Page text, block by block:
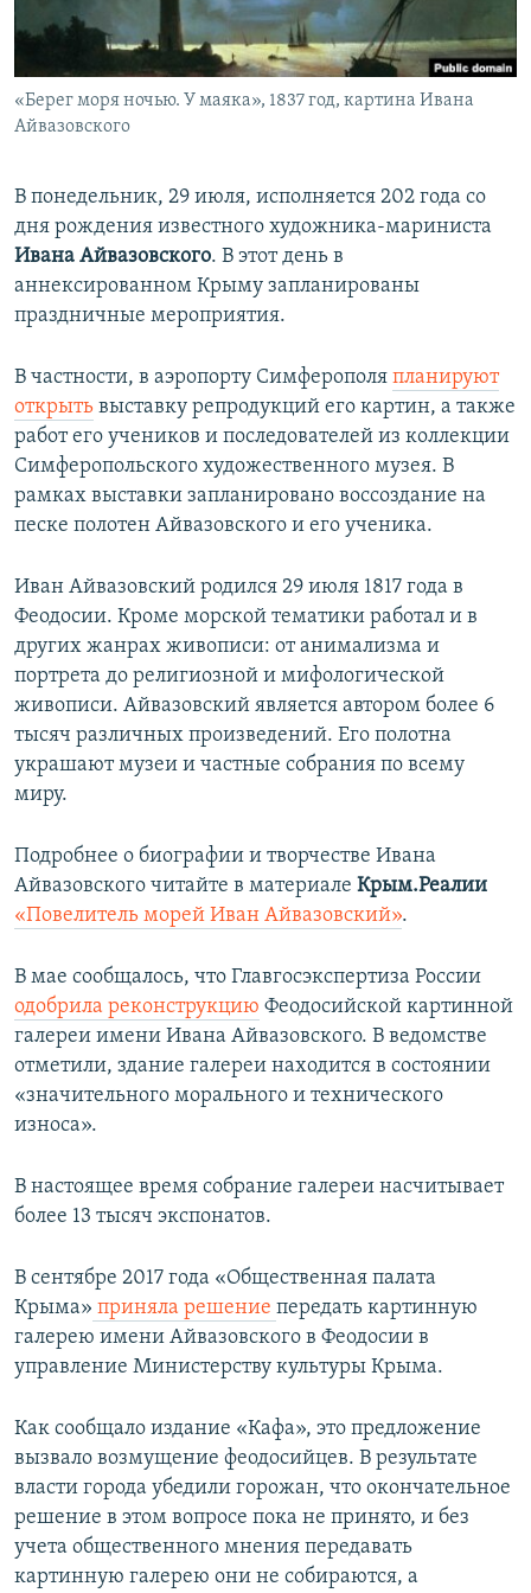
ПОБЕДИТЕЛЕЙ НЕ СУДЯТ?
КРЫМ.НЕПОКОРЕННЫЙ
ELIFBE
ПРИСОЕДИНЯЙТЕСЬ!
«Берег моря ночью. У маяка», 1837 год, картина Ивана
Айвазовского
В понедельник, 29 июля, исполняется 202 года со
дня рождения известного художника-мариниста
Ивана Айвазовского. В этот день в
аннексированном Крыму запланированы
праздничные мероприятия.
В частности, в аэропорту Симферополя планируют
открыть выставку репродукций его картин, а также
работ его учеников и последователей из коллекции
Симферопольского художественного музея. В
рамках выставки запланировано воссоздание на
песке полотен Айвазовского и его ученика.
Иван Айвазовский родился 29 июля 1817 года в
Феодосии. Кроме морской тематики работал и в
других жанрах живописи: от анимализма и
портрета до религиозной и мифологической
живописи. Айвазовский является автором более 6
тысяч различных произведений. Его полотна
украшают музеи и частные собрания по всему
миру.
Подробнее о биографии и творчестве Ивана
Айвазовского читайте в материале Крым.Реалии
«Повелитель морей Иван Айвазовский».
В мае сообщалось, что Главгосэкспертиза России
одобрила реконструкцию Феодосийской картинной
галереи имени Ивана Айвазовского. В ведомстве
отметили, здание галереи находится в состоянии
«значительного морального и технического
износа».
В настоящее время собрание галереи насчитывает
более 13 тысяч экспонатов.
В сентябре 2017 года «Общественная палата
Крыма»​ приняла решение передать картинную
галерею имени Айвазовского в Феодосии в
управление Министерству культуры Крыма.
Как сообщало издание «Кафа», это предложение
вызвало возмущение феодосийцев. В результате
власти города убедили горожан, что окончательное
решение в этом вопросе пока не принято, и без
учета общественного мнения передавать
картинную галерею они не собираются, а